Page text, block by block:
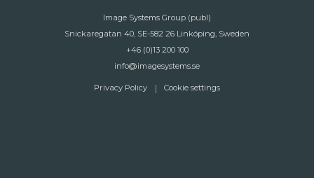
Image Systems Group (publ)
Snickaregatan 40, SE-582 26 Linköping, Sweden
+46 (0)13 200 100
info@imagesystems.se
Privacy Policy Cookie settings